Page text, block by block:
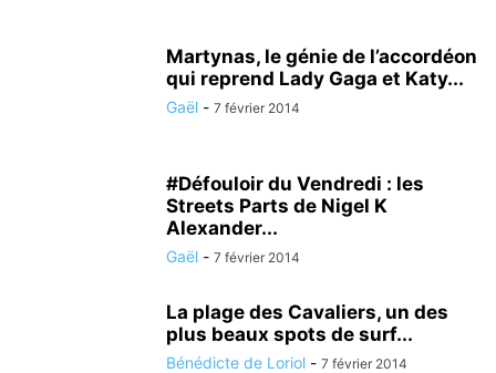
Martynas, le génie de l’accordéon
qui reprend Lady Gaga et Katy...
Gaël - 7 février 2014
#Défouloir du Vendredi : les
Streets Parts de Nigel K
Alexander...
Gaël - 7 février 2014
La plage des Cavaliers, un des
plus beaux spots de surf...
Bénédicte de Loriol - 7 février 2014